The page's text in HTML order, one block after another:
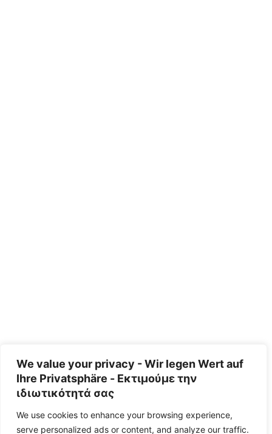
We value your privacy - Wir legen Wert auf
Ihre Privatsphäre - Εκτιμούμε την
ιδιωτικότητά σας
We use cookies to enhance your browsing experience,
serve personalized ads or content, and analyze our traffic.